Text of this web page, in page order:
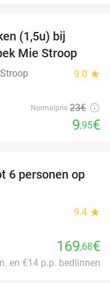
(1,5u) bij
Mie Stroop
9.0 star
Normalpris 23€
9,95€
6 personen op
9.4 star
169,68€
en €14 p.p. bedlinnen